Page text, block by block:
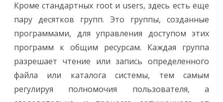
Кроме стандартных root и users, здесь есть еще
пару десятков групп. Это группы, созданные
программами, для управления доступом этих
программ к общим ресурсам. Каждая группа
разрешает чтение или запись определенного
файла или каталога системы, тем самым
регулируя полномочия пользователя, а